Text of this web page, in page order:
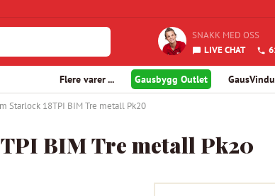
SNAKK MED OSS
LIVE CHAT
Flere varer ... Gausbygg Outlet GausVindu
Starlock 18TPI BIM Tre metall Pk20
BIM Tre metall Pk20